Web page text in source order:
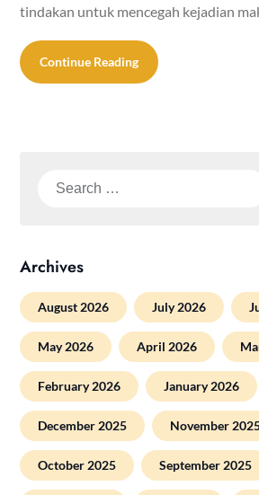
tindakan untuk mencegah kejadian
Continue Reading
Search
Archives
August 2026 July 2026
May 2026 April 2026
February 2026 January 2026
December 2025 November
October 2025 September 2025